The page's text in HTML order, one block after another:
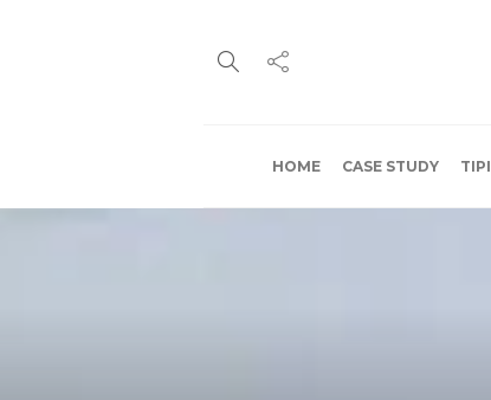
HOME CASE STUDY TIPI